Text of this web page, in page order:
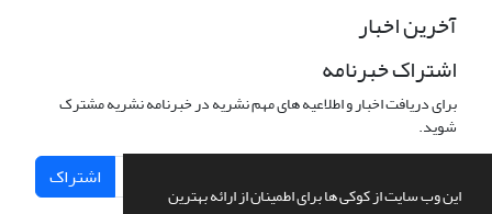
این وب سایت از کوکی ها برای اطمینان از ارائه بهترین
آخرین اخبار
اشتراک خبرنامه
برای دریافت اخبار و اطلاعیه های مهم نشریه در خبرنامه نشریه مشترک
شوید.
اشتراک